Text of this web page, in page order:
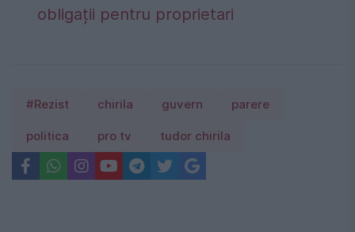
obligații pentru proprietari
#Rezist chirila guvern parere
politica pro tv tudor chirila